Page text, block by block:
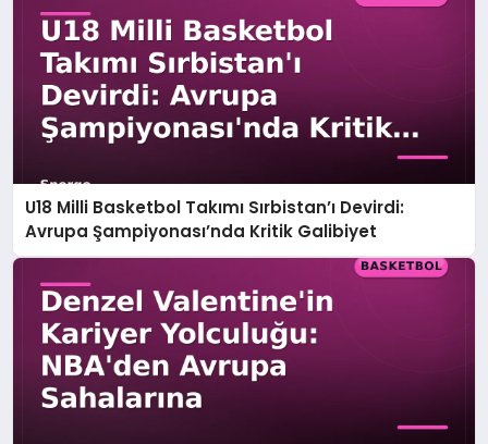
U18 Milli Basketbol Takımı Sırbistan’ı Devirdi:
Avrupa Şampiyonası’nda Kritik Galibiyet